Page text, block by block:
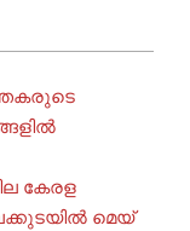
കേരള
മെയ്